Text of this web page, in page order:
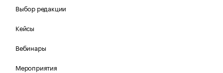
Выбор редакции
Кейсы
Вебинары
Мероприятия